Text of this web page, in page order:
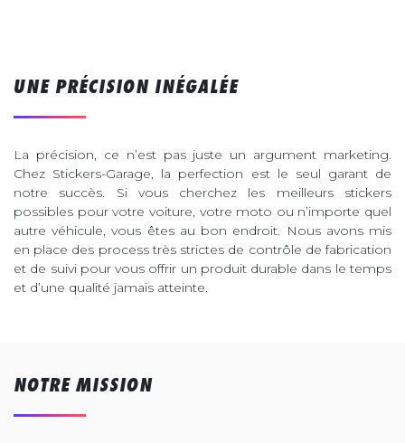
UNE PRÉCISION INÉGALÉE
La précision, ce n’est pas juste un argument marketing.
Chez Stickers-Garage, la perfection est le seul garant de
notre succès. Si vous cherchez les meilleurs stickers
possibles pour votre voiture, votre moto ou n’importe quel
autre véhicule, vous êtes au bon endroit. Nous avons mis
en place des process très strictes de contrôle de fabrication
et de suivi pour vous offrir un produit durable dans le temps
et d’une qualité jamais atteinte.
NOTRE MISSION